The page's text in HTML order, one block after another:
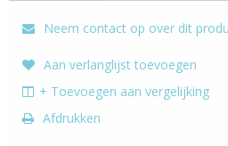
Neem contact op over dit
Aan verlanglijst toevoegen
+ Toevoegen aan vergelijking
Afdrukken